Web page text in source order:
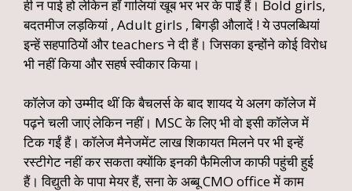
ही न पाई हो लेकिन हाँ गालियां खूब भर भर के पाईं हैं। Bold girls,
बदतमीज लड़कियां , Adult girls , बिगड़ी औलादें ! ये उपलब्धियां
इन्हें सहपाठियों और teachers ने दी हैं। जिसका इन्होंने कोई विरोध
भी नहीं किया और सहर्ष स्वीकार किया।
कॉलेज को उम्मीद थीं कि बैचलर्स के बाद शायद ये अलग कॉलेज में
पढ़ने चली जाएं लेकिन नहीं। MSC के लिए भी वो इसी कॉलेज में
टिक गईं हैं। कॉलेज मैनेजमेंट लाख शिकायत मिलने पर भी इन्हें
रस्टीगेट नहीं कर सकता क्योंकि इनकी फैमिलीज काफी पहुंची हुई
हैं। विद्युती के पापा मेयर हैं, सना के अब्बू CMO office में काम